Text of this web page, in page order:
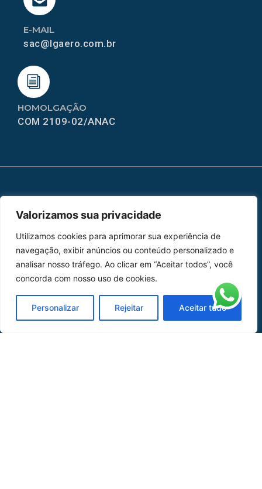
Valorizamos sua privacidade
Utilizamos cookies para aprimorar sua experiência de
navegação, exibir anúncios ou conteúdo personalizado e
analisar nosso tráfego. Ao clicar em “Aceitar todos”, você
concorda com nosso uso de cookies.
Personalizar Rejeitar Aceitar tudo
HOMOLGAÇÃO
COM 2109-02/ANAC
E-MAIL
sac@lgaero.com.br
Home
Peças
Catálogo de Aplicações
Oficina de Mangueiras